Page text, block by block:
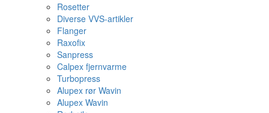
Rosetter
Diverse VVS-artikler
Flanger
Raxofix
Sanpress
Calpex fjernvarme
Turbopress
Alupex rør Wavin
Alupex Wavin